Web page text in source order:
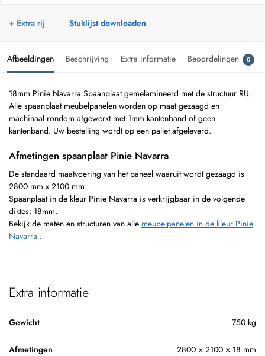
+ Extra rij Stuklijst downloaden
Afbeeldingen Beschrijving Extra informatie Beoordelingen 0
18mm Pinie Navarra Spaanplaat gemelamineerd met de structuur RU.
Alle spaanplaat meubelpanelen worden op maat gezaagd en
machinaal rondom afgewerkt met 1mm kantenband of geen
kantenband. Uw bestelling wordt op een pallet afgeleverd.
Afmetingen spaanplaat Pinie Navarra
De standaard maatvoering van het paneel waaruit wordt gezaagd is
2800 mm x 2100 mm.
Spaanplaat in de kleur Pinie Navarra is verkrijgbaar in de volgende
diktes: 18mm.
Bekijk de maten en structuren van alle meubelpanelen in de kleur Pinie
Navarra .
Extra informatie
Gewicht 750 kg
Afmetingen 2800 × 2100 × 18 mm